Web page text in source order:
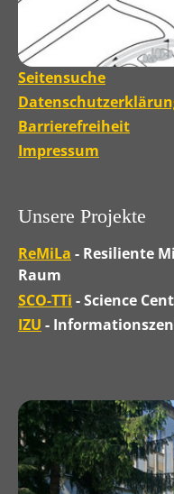
Seitensuche
Barrierefreiheit
Impressum
Unsere Projekte
ReMiLa - Resiliente
Raum
SCO-TTi - Science
IZU -